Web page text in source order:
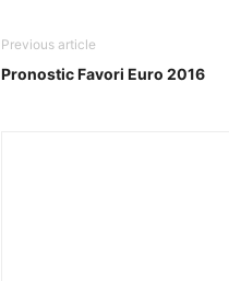
Previous article
Pronostic Favori Euro 2016